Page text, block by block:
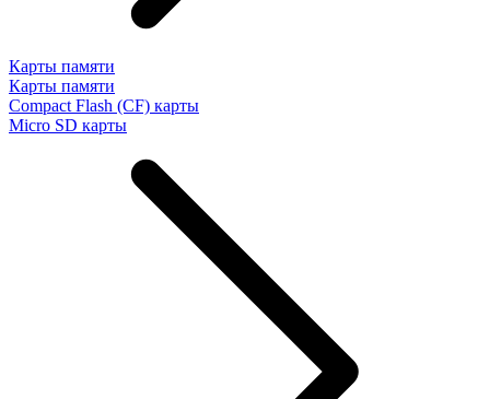
Карты памяти
Карты памяти
Compact Flash (CF) карты
Micro SD карты